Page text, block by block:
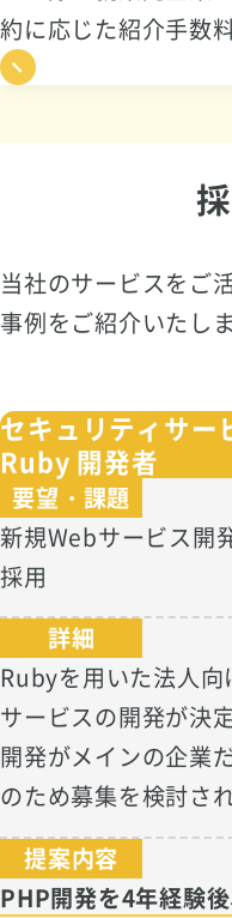
約に応じた紹介手数
当社のサービスをご
事例をご紹介いたしま
セキュリティサー
Ruby 開発者
要望・課題
新規Webサービス開
採用
詳細
Rubyを用いた法人
サービスの開発が決
開発がメインの企業
のため募集を検討さ
提案内容
PHP開発を4年経験